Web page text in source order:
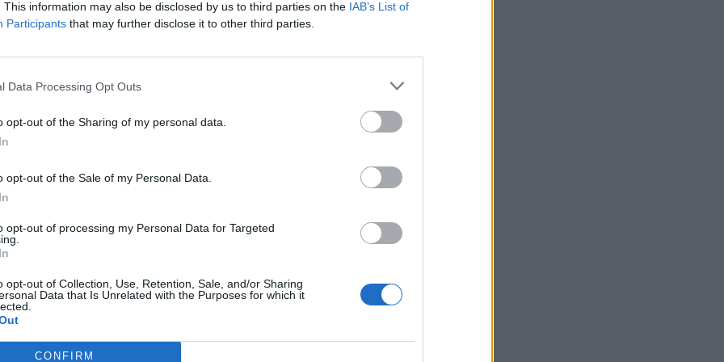
This information may also be disclosed by us to third parties on the IAB’s List of
Participants that may further disclose it to other third parties.
Data Processing Opt Outs
opt-out of the Sharing of my personal data.
opt-out of the Sale of my Personal Data.
opt-out of processing my Personal Data for Targeted
opt-out of Collection, Use, Retention, Sale, and/or Sharing
Data that Is Unrelated with the Purposes for which it
CONFIRM
αγωνιστεί στα Play Offs του Champions League το
του ίδιου μήνα, φαντάζει το πιο πιθανό το Super Cup να
διεξαγωγής του Super Cup και τον τηλεοπτικό πάροχο
και το γήπεδο διεξαγωγής του αγώνα που θα κρίνει το
για
ΕΠΌΜΕΝΟ
Σουδάν απέτρεψε